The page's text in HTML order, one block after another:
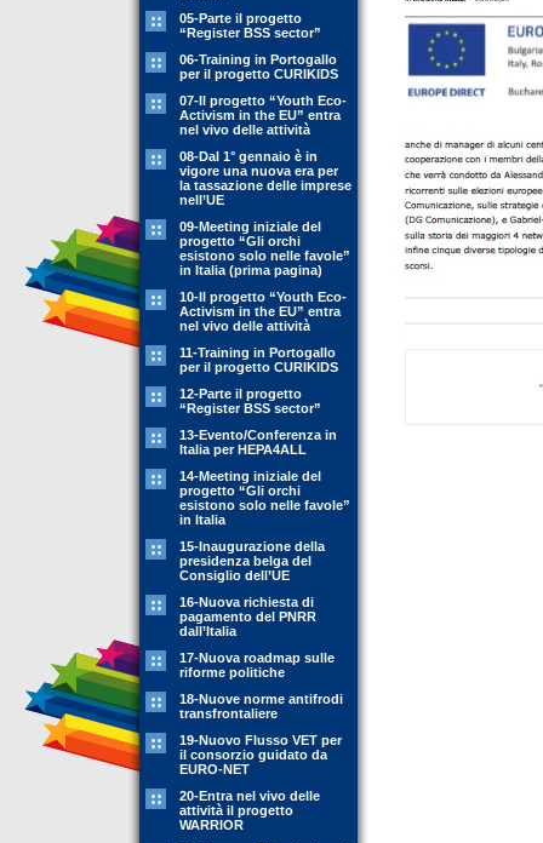
05-Parte il progetto
“Register BSS sector”
06-Training in Portogallo
per il progetto CURIKIDS
07-Il progetto “Youth Eco-
Activism in the EU” entra
nel vivo delle attività
08-Dal 1° gennaio è in
vigore una nuova era per
la tassazione delle imprese
nell’UE
09-Meeting iniziale del
progetto “Gli orchi
esistono solo nelle favole”
in Italia (prima pagina)
10-Il progetto “Youth Eco-
Activism in the EU” entra
nel vivo delle attività
11-Training in Portogallo
per il progetto CURIKIDS
12-Parte il progetto
“Register BSS sector”
13-Evento/Conferenza in
Italia per HEPA4ALL
14-Meeting iniziale del
progetto “Gli orchi
esistono solo nelle favole”
in Italia
15-Inaugurazione della
presidenza belga del
Consiglio dell’UE
16-Nuova richiesta di
pagamento del PNRR
dall’Italia
17-Nuova roadmap sulle
riforme politiche
18-Nuove norme antifrodi
transfrontaliere
19-Nuovo Flusso VET per
il consorzio guidato da
EURO-NET
20-Entra nel vivo delle
attività il progetto
WARRIOR